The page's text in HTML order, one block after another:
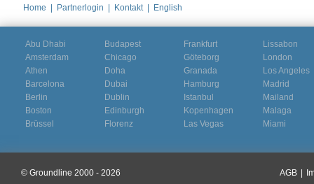
Home Partnerlogin Kontakt English
Abu Dhabi
Amsterdam
Athen
Barcelona
Berlin
Boston
Brüssel
Budapest
Chicago
Doha
Dubai
Dublin
Edinburgh
Florenz
Frankfurt
Göteborg
Granada
Hamburg
Istanbul
Kopenhagen
Las Vegas
Lissabon
London
Los Angeles
Madrid
Mailand
Malaga
Miami
© Groundline 2000 - 2026 AGB